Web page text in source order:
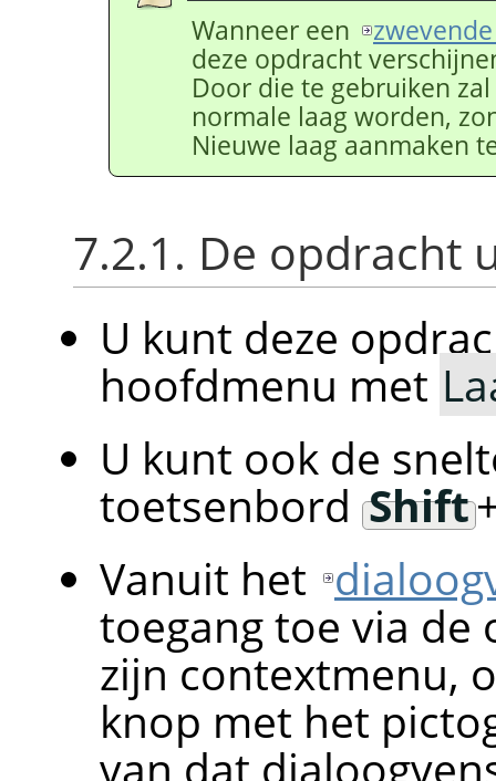
Wanneer een
deze opdracht
Door die te gebruiken
normale laag worden,
Nieuwe laag aanmaken
7.2.1. De opdracht
U kunt deze
hoofdmenu met
U kunt ook de
toetsenbord Shift
Vanuit het
toegang toe via
zijn contextmenu,
knop met het
van dat